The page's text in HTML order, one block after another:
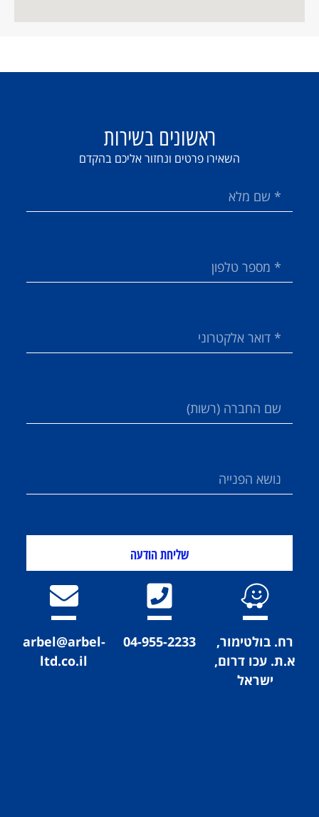
ראשונים בשירות
השאירו פרטים ונחזור אליכם בהקדם
שליחת הודעה
בולטימור,
עכו דרום,
ישראל
04-955-2233
arbel@arbel-
ltd.co.il